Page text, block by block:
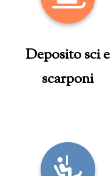
Deposito sci e
scarponi